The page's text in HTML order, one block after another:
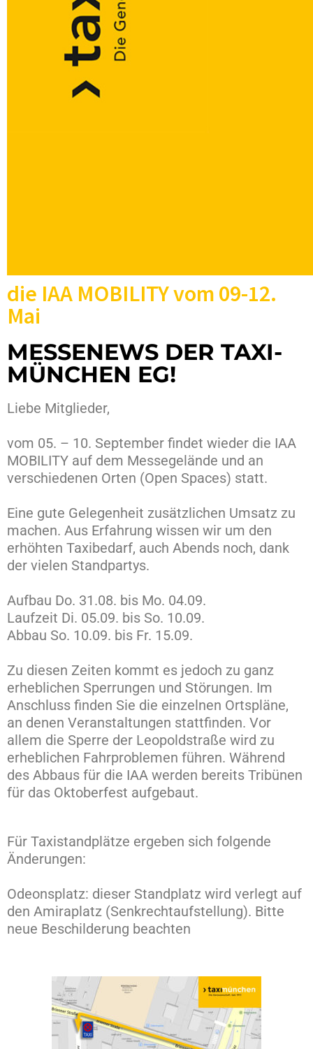
die IAA MOBILITY vom 09-12.
Mai
MESSENEWS DER TAXI-
MÜNCHEN EG!
Liebe Mitglieder,
vom 05. – 10. September findet wieder die IAA
MOBILITY auf dem Messegelände und an
verschiedenen Orten (Open Spaces) statt.
Eine gute Gelegenheit zusätzlichen Umsatz zu
machen. Aus Erfahrung wissen wir um den
erhöhten Taxibedarf, auch Abends noch, dank
der vielen Standpartys.
Aufbau Do. 31.08. bis Mo. 04.09.
Laufzeit Di. 05.09. bis So. 10.09.
Abbau So. 10.09. bis Fr. 15.09.
Zu diesen Zeiten kommt es jedoch zu ganz
erheblichen Sperrungen und Störungen. Im
Anschluss finden Sie die einzelnen Ortspläne,
an denen Veranstaltungen stattfinden. Vor
allem die Sperre der Leopoldstraße wird zu
erheblichen Fahrproblemen führen. Während
des Abbaus für die IAA werden bereits Tribünen
für das Oktoberfest aufgebaut.
Für Taxistandplätze ergeben sich folgende
Änderungen:
Odeonsplatz: dieser Standplatz wird verlegt auf
den Amiraplatz (Senkrechtaufstellung). Bitte
neue Beschilderung beachten